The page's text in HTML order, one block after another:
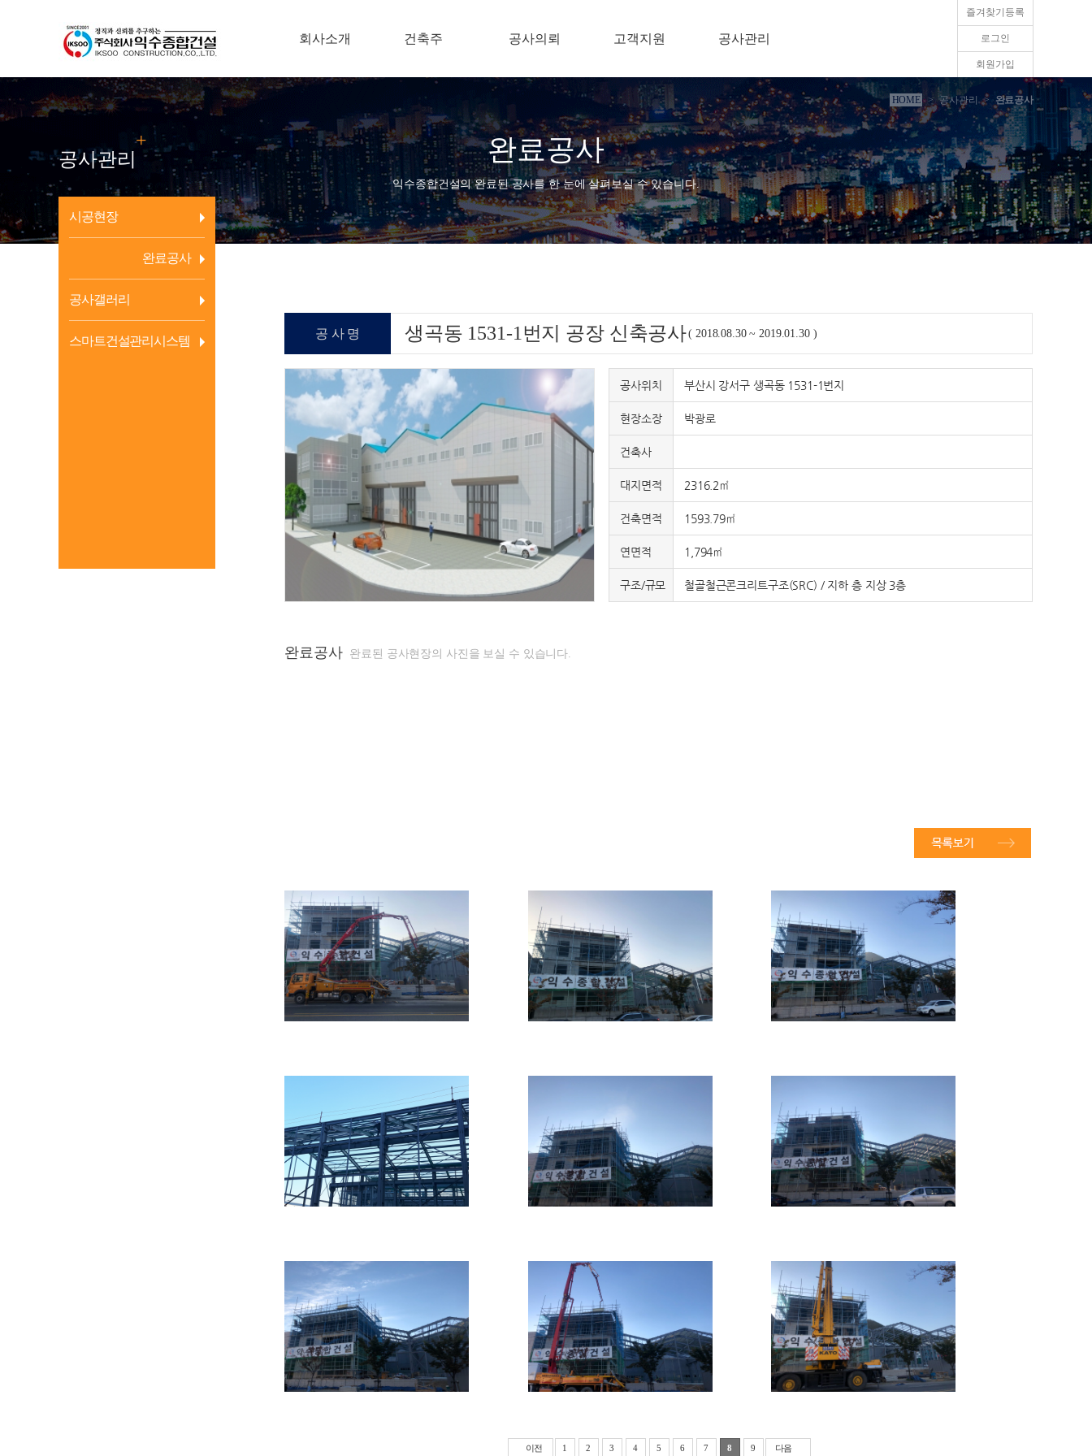
회사소개 건축주 공사의뢰 고객지원 공사관리
즐겨찾기등록
로그인
회원가입
HOME > 공사관리 > 완료공사
완료공사
익수종합건설의 완료된 공사를 한 눈에 살펴보실 수 있습니다.
공사관리
+
시공현장
완료공사
공사갤러리
스마트건설관리시스템
공 사 명 생곡동 1531-1번지 공장 신축공사( 2018.08.30 ~ 2019.01.30 )
공사위치 부산시 강서구 생곡동 1531-1번지
현장소장 박광로
건축사
대지면적 2316.2㎡
건축면적 1593.79㎡
연면적 1,794㎡
구조/규모 철골철근콘크리트구조(SRC) / 지하 층 지상 3층
완료공사 완료된 공사현장의 사진을 보실 수 있습니다.
이전 1 2 3 4 5 6 7 8 9 다음